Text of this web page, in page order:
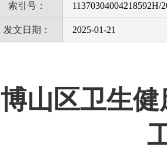
索引号： 11370304004218592H/
发文日期： 2025-01-21
博山区卫生